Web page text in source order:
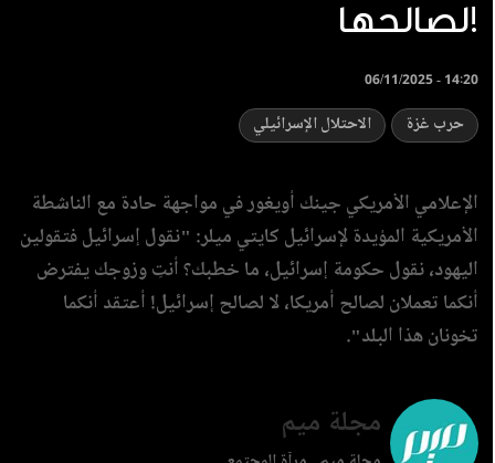
لصالحها!
06/11/2025 - 14:20
حرب غزة الاحتلال الإسرائيلي
الإعلامي الأمريكي جينك أويغور في مواجهة حادة مع الناشطة
الأمريكية المؤيدة لإسرائيل كايتي ميلر: "نقول إسرائيل فتقولين
اليهود، نقول حكومة إسرائيل، ما خطبك؟ أنتِ وزوجك يفترض
أنكما تعملان لصالح أمريكا، لا لصالح إسرائيل! أعتقد أنكما
تخونان هذا البلد".
مجلة ميم